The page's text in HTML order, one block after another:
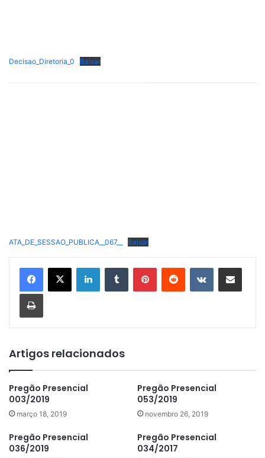
Decisao_Diretoria_0 Baixar
ATA_DE_SESSAO_PUBLICA__067__ Baixar
LinkedinTumblr PinterestReddit VK Compartilhar via e-mail
Imprimir
Artigos relacionados
Pregão Presencial
003/2019
março 18, 2019
Pregão Presencial
053/2019
novembro 26, 2019
Pregão Presencial
036/2019
Pregão Presencial
034/2017